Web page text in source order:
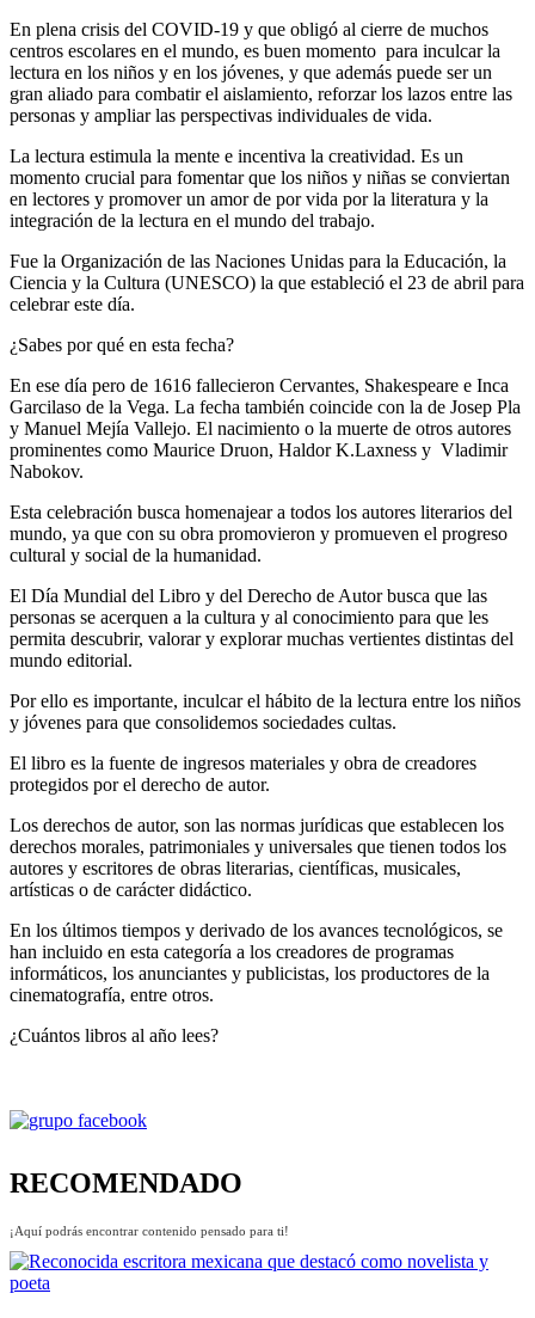
En plena crisis del COVID-19 y que obligó al cierre de muchos
centros escolares en el mundo, es buen momento para inculcar la
lectura en los niños y en los jóvenes, y que además puede ser un
gran aliado para combatir el aislamiento, reforzar los lazos entre las
personas y ampliar las perspectivas individuales de vida.
La lectura estimula la mente e incentiva la creatividad. Es un
momento crucial para fomentar que los niños y niñas se conviertan
en lectores y promover un amor de por vida por la literatura y la
integración de la lectura en el mundo del trabajo.
Fue la Organización de las Naciones Unidas para la Educación, la
Ciencia y la Cultura (UNESCO) la que estableció el 23 de abril para
celebrar este día.
¿Sabes por qué en esta fecha?
En ese día pero de 1616 fallecieron Cervantes, Shakespeare e Inca
Garcilaso de la Vega. La fecha también coincide con la de Josep Pla
y Manuel Mejía Vallejo. El nacimiento o la muerte de otros autores
prominentes como Maurice Druon, Haldor K.Laxness y Vladimir
Nabokov.
Esta celebración busca homenajear a todos los autores literarios del
mundo, ya que con su obra promovieron y promueven el progreso
cultural y social de la humanidad.
El Día Mundial del Libro y del Derecho de Autor busca que las
personas se acerquen a la cultura y al conocimiento para que les
permita descubrir, valorar y explorar muchas vertientes distintas del
mundo editorial.
Por ello es importante, inculcar el hábito de la lectura entre los niños
y jóvenes para que consolidemos sociedades cultas.
El libro es la fuente de ingresos materiales y obra de creadores
protegidos por el derecho de autor.
Los derechos de autor, son las normas jurídicas que establecen los
derechos morales, patrimoniales y universales que tienen todos los
autores y escritores de obras literarias, científicas, musicales,
artísticas o de carácter didáctico.
En los últimos tiempos y derivado de los avances tecnológicos, se
han incluido en esta categoría a los creadores de programas
informáticos, los anunciantes y publicistas, los productores de la
cinematografía, entre otros.
¿Cuántos libros al año lees?
RECOMENDADO
¡Aquí podrás encontrar contenido pensado para ti!